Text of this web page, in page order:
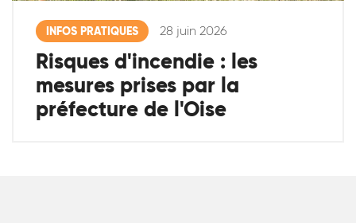
INFOS PRATIQUES 28 juin 2026
Risques d'incendie : les
mesures prises par la
préfecture de l'Oise